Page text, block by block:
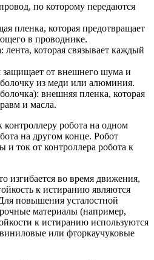
по которому передаются
пленка, которая предотвращает
в проводнике.
которая связывает каждый
защищает от внешнего шума и
из меди или алюминия.
внешняя пленка, которая
и масла.
робота на одном
на другом конце. Робот
и ток от контроллера робота к
изгибается во время движения,
к истиранию являются
повышения усталостной
материалы (например,
к истиранию используются
или фторкаучуковые